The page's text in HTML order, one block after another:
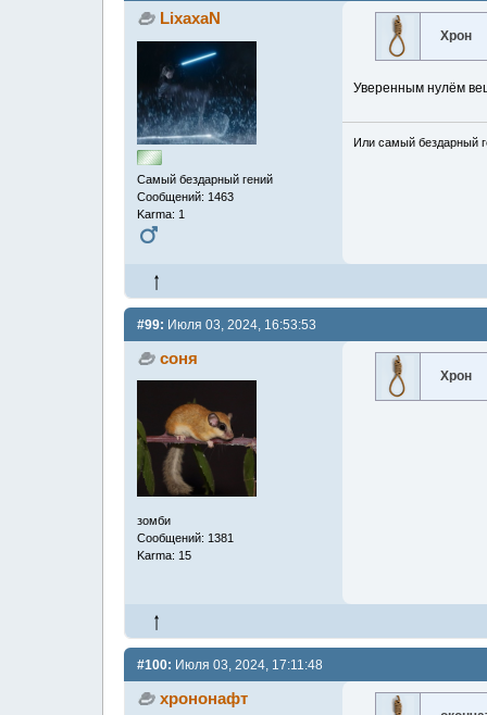
LixaxaN
Самый бездарный гений
Сообщений: 1463
Karma: 1
Хрон
Уверенным нулём
Или самый бездарный
#99: Июля 03, 2024, 16:53:53
соня
зомби
Сообщений: 1381
Karma: 15
Хрон
#100: Июля 03, 2024, 17:11:48
хрононафт